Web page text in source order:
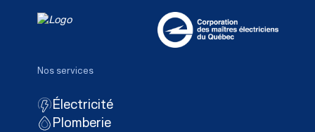
Nos services
Électricité
Plomberie